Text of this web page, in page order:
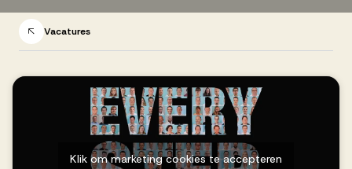
Vacatures
Successen
Onze opdrachtgevers
Vacatures
Klik om marketing cookies te accepteren